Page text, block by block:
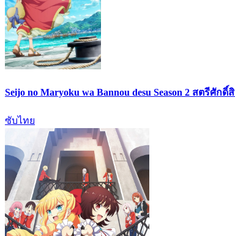
Seijo no Maryoku wa Bannou desu Season 2 สตรีศั
ซับไทย